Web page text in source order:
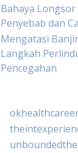
Bahaya Longsor
Penyebab dan
Mengatasi
Langkah
Pencegahan